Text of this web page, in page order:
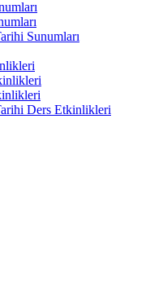
Sunumları
Ders Etkinlikleri